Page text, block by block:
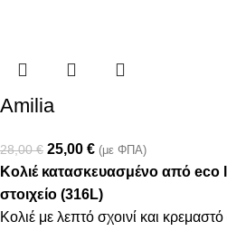
Amilia
28,00€ 25,00 € (με ΦΠΑ)
Κολιέ κατασκευασμένο από eco
στοιχείο (316L)
Κολιέ με λεπτό σχοινί και